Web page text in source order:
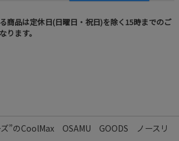
商品は定休日(日曜日・祝日)を除く15時までのご
ります。
ズ”のCoolMax OSAMU GOODS ノースリ